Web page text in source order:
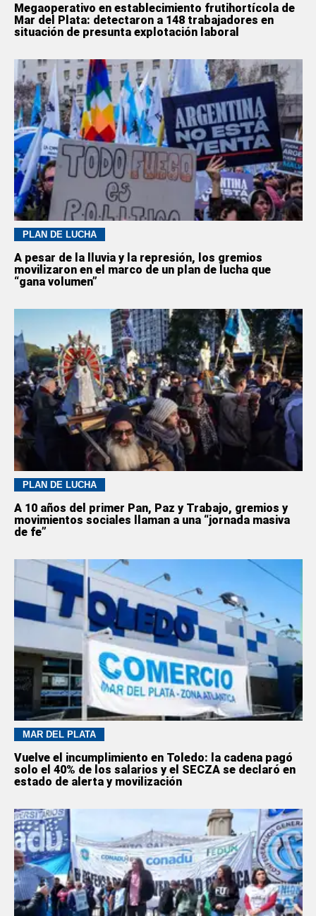
Megaoperativo en establecimiento frutihortícola de
Mar del Plata: detectaron a 148 trabajadores en
situación de presunta explotación laboral
PLAN DE LUCHA
A pesar de la lluvia y la represión, los gremios
movilizaron en el marco de un plan de lucha que
“gana volumen”
PLAN DE LUCHA
A 10 años del primer Pan, Paz y Trabajo, gremios y
movimientos sociales llaman a una “jornada masiva
de fe”
MAR DEL PLATA
Vuelve el incumplimiento en Toledo: la cadena pagó
solo el 40% de los salarios y el SECZA se declaró en
estado de alerta y movilización